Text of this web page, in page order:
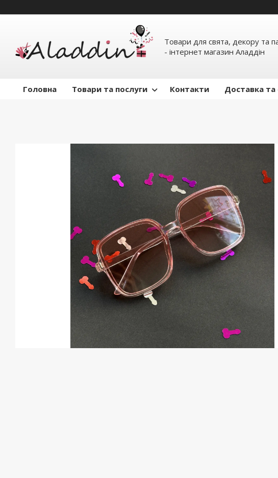
Товари для свята, декору та
- інтернет магазин Аладдін
Головна Товари та послуги Контакти Доставка та